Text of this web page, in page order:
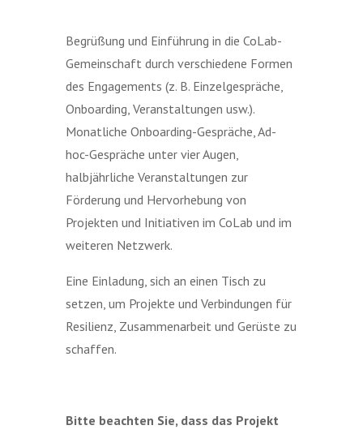
Begrüßung und Einführung in die CoLab-
Gemeinschaft durch verschiedene Formen
des Engagements (z. B. Einzelgespräche,
Onboarding, Veranstaltungen usw.).
Monatliche Onboarding-Gespräche, Ad-
hoc-Gespräche unter vier Augen,
halbjährliche Veranstaltungen zur
Förderung und Hervorhebung von
Projekten und Initiativen im CoLab und im
weiteren Netzwerk.
Eine Einladung, sich an einen Tisch zu
setzen, um Projekte und Verbindungen für
Resilienz, Zusammenarbeit und Gerüste zu
schaffen.
Bitte beachten Sie, dass das Projekt